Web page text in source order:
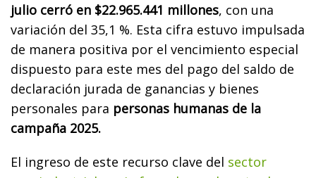
julio cerró en $22.965.441 millones, con una
variación del 35,1 %. Esta cifra estuvo impulsada
de manera positiva por el vencimiento especial
dispuesto para este mes del pago del saldo de
declaración jurada de ganancias y bienes
personales para personas humanas de la
campaña 2025.
El ingreso de este recurso clave del sector